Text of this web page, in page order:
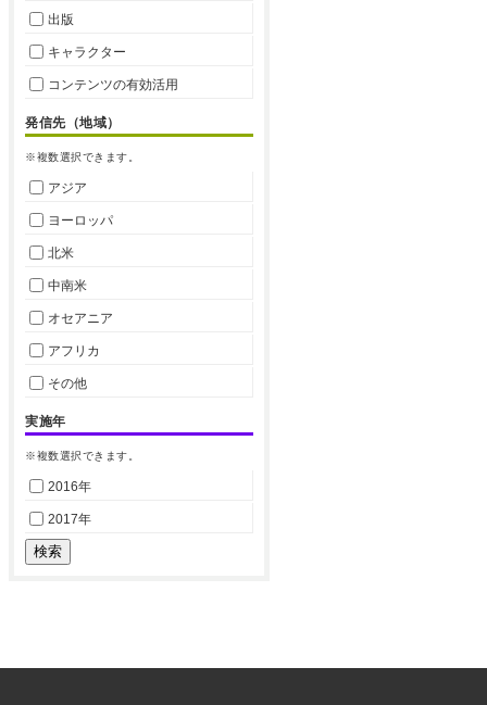
出版
キャラクター
コンテンツの有効活用
発信先（地域）
※複数選択できます。
アジア
ヨーロッパ
北米
中南米
オセアニア
アフリカ
その他
実施年
※複数選択できます。
2016年
2017年